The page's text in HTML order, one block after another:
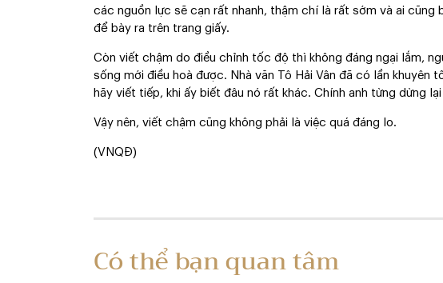
các nguồn lực sẽ cạn rất nhanh, thậm chí là rất sớm và ai cũng
để bày ra trên trang giấy.
Còn viết chậm do điều chỉnh tốc độ thì không đáng ngại lắm,
sống mới điều hoà được. Nhà văn Tô Hải Vân đã có lần khuyên
hãy viết tiếp, khi ấy biết đâu nó rất khác. Chính anh từng dừng
Vậy nên, viết chậm cũng không phải là việc quá đáng lo.
(VNQĐ)
Có thể bạn quan tâm